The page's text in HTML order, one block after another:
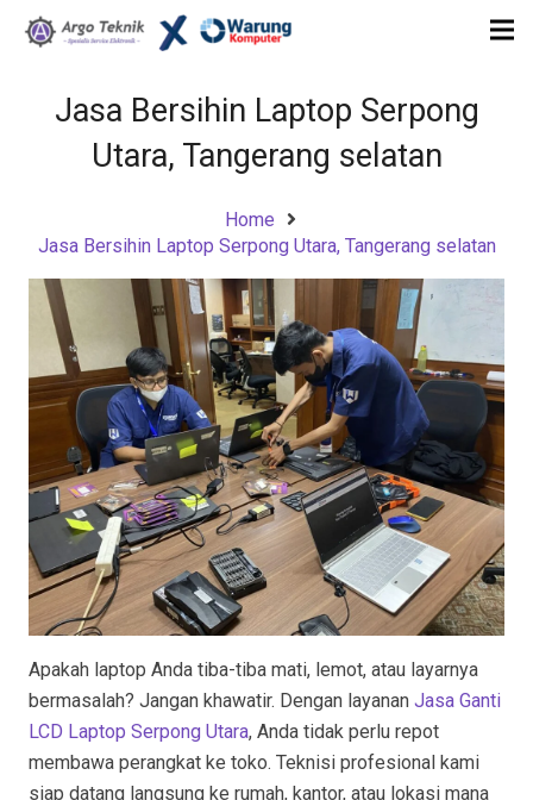
Jasa Bersihin Laptop Serpong
Utara, Tangerang selatan
Home
Jasa Bersihin Laptop Serpong Utara, Tangerang selatan
Apakah laptop Anda tiba-tiba mati, lemot, atau layarnya
bermasalah? Jangan khawatir. Dengan layanan Jasa Ganti
LCD Laptop Serpong Utara, Anda tidak perlu repot
membawa perangkat ke toko. Teknisi profesional kami
siap datang langsung ke rumah, kantor, atau lokasi mana